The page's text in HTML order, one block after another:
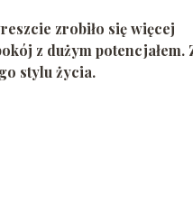
zrobiło się więcej
z dużym potencjałem.
stylu życia.